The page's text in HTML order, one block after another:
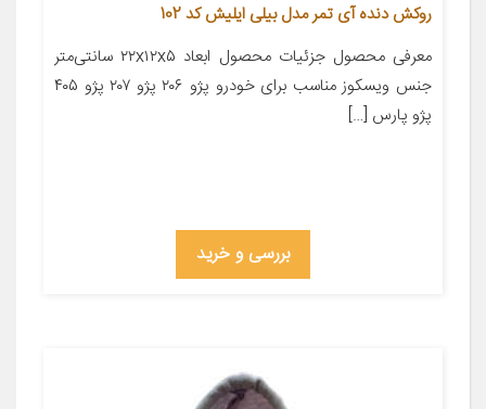
روکش دنده آی تمر مدل بیلی ایلیش کد 102
معرفی محصول جزئیات محصول ابعاد ۲۲x۱۲x۵ سانتی‌متر
جنس ویسکوز مناسب برای خودرو پژو ۲۰۶ پژو ۲۰۷ پژو ۴۰۵
پژو پارس […]
بررسی و خرید